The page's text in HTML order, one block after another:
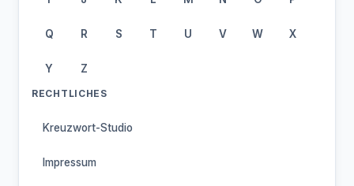
Q R S T U V W X
Y Z
RECHTLICHES
Kreuzwort-Studio
Impressum